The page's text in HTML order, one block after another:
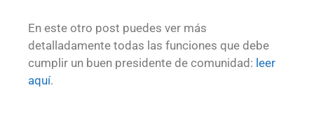
En este otro post puedes ver más
detalladamente todas las funciones que debe
cumplir un buen presidente de comunidad: leer
aquí.